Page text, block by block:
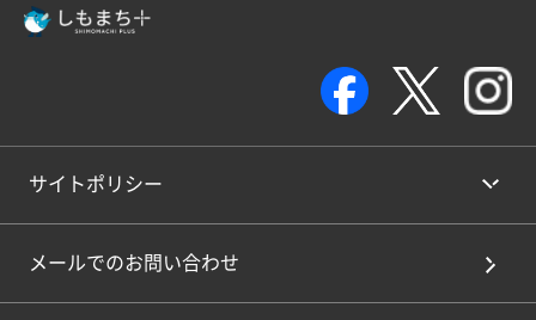
サイトポリシー
メールでのお問い合わせ